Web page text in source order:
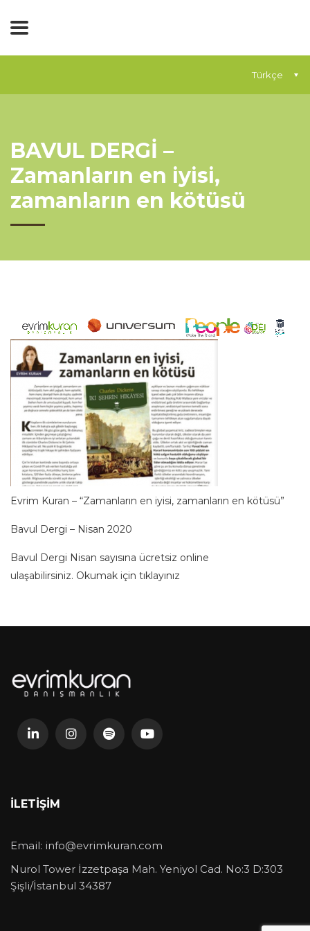
Türkçe
BAVUL DERGİ –
Zamanların en iyisi,
zamanların en kötüsü
Evrim Kuran – “Zamanların en iyisi, zamanların en kötüsü”
Bavul Dergi – Nisan 2020
Bavul Dergi Nisan sayısına ücretsiz online
ulaşabilirsiniz. Okumak için tıklayınız
İLETIŞIM
Email: info@evrimkuran.com
Nurol Tower İzzetpaşa Mah. Yeniyol Cad. No:3 D:303
Şişli/İstanbul 34387